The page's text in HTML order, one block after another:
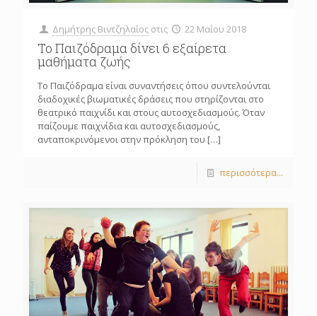
Δημήτρης Βιντζηλαίος στις 22 Μαΐου 2018
Το Παιζόδραμα δίνει 6 εξαίρετα
μαθήματα ζωής
Το Παιζόδραμα είναι συναντήσεις όπου συντελούνται
διαδοχικές βιωματικές δράσεις που στηρίζονται στο
θεατρικό παιχνίδι και στους αυτοσχεδιασμούς. Όταν
παίζουμε παιχνίδια και αυτοσχεδιασμούς,
ανταποκρινόμενοι στην πρόκληση του […]
περισσότερα...